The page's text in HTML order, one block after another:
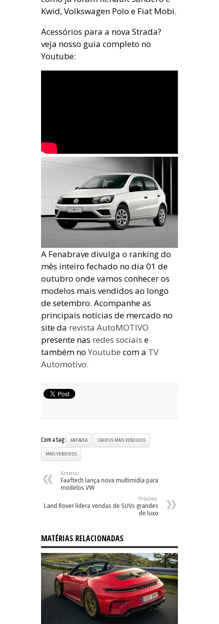
Kwid, Volkswagen Polo e Fiat Mobi.
Acessórios para a nova Strada?
veja nosso guia completo no
Youtube:
A Fenabrave divulga o ranking do
mês inteiro fechado no dia 01 de
outubro onde vamos conhecer os
modelos mais vendidos ao longo
de setembro. Acompanhe as
principais notícias de mercado no
site da revista AutoMOTIVO
presente nas redes sociais e
também no Youtube com a TV
Automotivo.
Com a tag: ANFAVEA CARROS MAIS VENDIDOS
MAIS VENDIDOS
Anterior:
Faaftech lança nova multimídia para
modelos VW
Próxima:
Land Rover lidera vendas de SUVs grandes
de luxo
MATÉRIAS RELACIONADAS